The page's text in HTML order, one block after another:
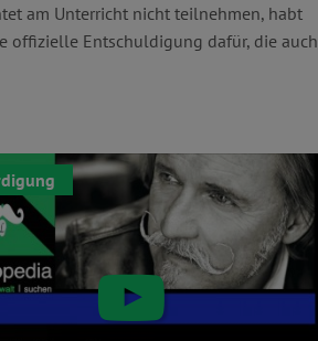
am Unterricht nicht teilnehmen, habt
offizielle Entschuldigung dafür, die auch